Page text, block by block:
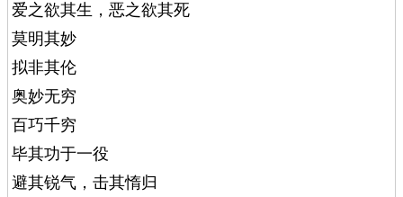
爱之欲其生，恶之欲其死
莫明其妙
拟非其伦
奥妙无穷
百巧千穷
毕其功于一役
避其锐气，击其惰归